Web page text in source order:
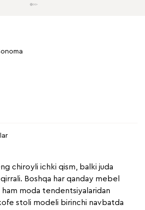
chiroyli ichki qism, balki juda
Boshqa har qanday mebel
moda tendentsiyalaridan
stoli modeli birinchi navbatda